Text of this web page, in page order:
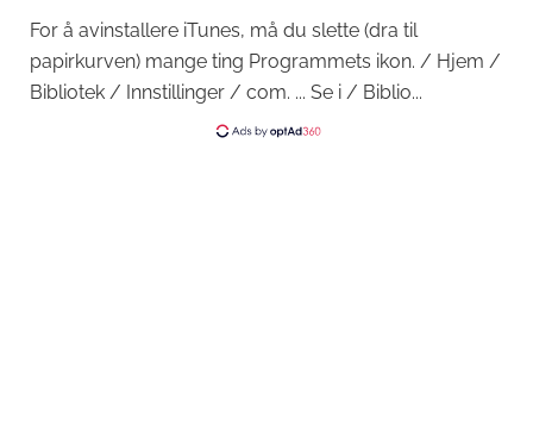
For å avinstallere iTunes, må du slette (dra til
papirkurven) mange ting Programmets ikon. / Hjem /
Bibliotek / Innstillinger / com. ... Se i / Biblio...